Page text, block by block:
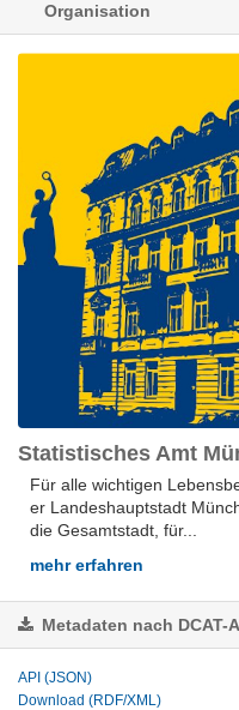
Organisation
Statistisches Amt
Für alle wich­ti­gen
er Lan­des­hauptstadt
die Ge­samt­stadt, für...
mehr erfahren
Metadaten nach DCAT-
API (JSON)
Download (RDF/XML)